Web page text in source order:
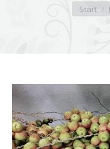
Sie
Start